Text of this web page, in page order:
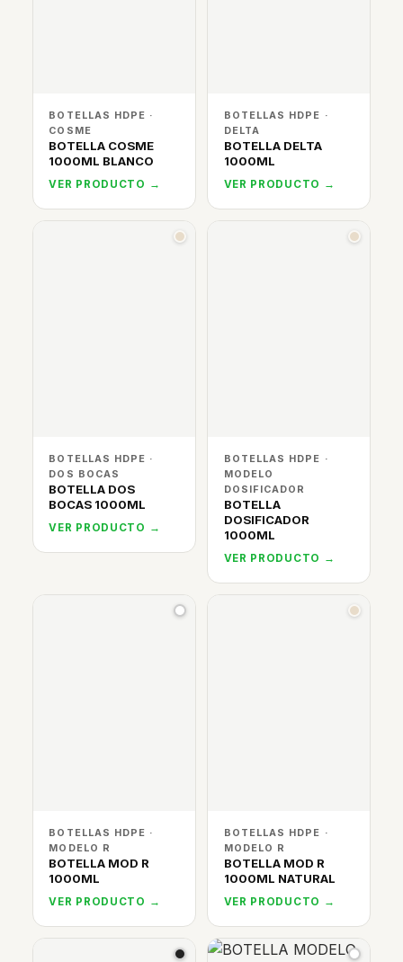
BOTELLAS HDPE ·
COSME
BOTELLA COSME
1000ML BLANCO
VER PRODUCTO →
BOTELLAS HDPE ·
DELTA
BOTELLA DELTA
1000ML
VER PRODUCTO →
BOTELLAS HDPE ·
DOS BOCAS
BOTELLA DOS
BOCAS 1000ML
VER PRODUCTO →
BOTELLAS HDPE ·
MODELO
DOSIFICADOR
BOTELLA
DOSIFICADOR
1000ML
VER PRODUCTO →
BOTELLAS HDPE ·
MODELO R
BOTELLA MOD R
1000ML
VER PRODUCTO →
BOTELLAS HDPE ·
MODELO R
BOTELLA MOD R
1000ML NATURAL
VER PRODUCTO →